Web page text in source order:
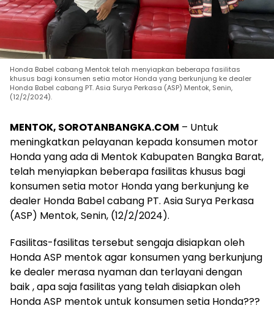
Honda Babel cabang Mentok telah menyiapkan beberapa fasilitas
khusus bagi konsumen setia motor Honda yang berkunjung ke dealer
Honda Babel cabang PT. Asia Surya Perkasa (ASP) Mentok, Senin,
(12/2/2024).
MENTOK, SOROTANBANGKA.COM – Untuk
meningkatkan pelayanan kepada konsumen motor
Honda yang ada di Mentok Kabupaten Bangka Barat,
telah menyiapkan beberapa fasilitas khusus bagi
konsumen setia motor Honda yang berkunjung ke
dealer Honda Babel cabang PT. Asia Surya Perkasa
(ASP) Mentok, Senin, (12/2/2024).
Fasilitas-fasilitas tersebut sengaja disiapkan oleh
Honda ASP mentok agar konsumen yang berkunjung
ke dealer merasa nyaman dan terlayani dengan
baik , apa saja fasilitas yang telah disiapkan oleh
Honda ASP mentok untuk konsumen setia Honda???